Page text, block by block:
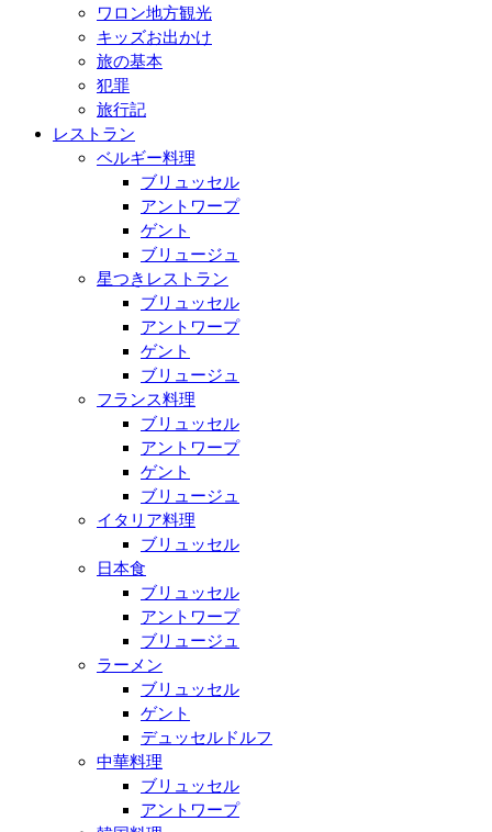
ワロン地方観光
キッズお出かけ
旅の基本
犯罪
旅行記
レストラン
ベルギー料理
ブリュッセル
アントワープ
ゲント
ブリュージュ
星つきレストラン
ブリュッセル
アントワープ
ゲント
ブリュージュ
フランス料理
ブリュッセル
アントワープ
ゲント
ブリュージュ
イタリア料理
ブリュッセル
日本食
ブリュッセル
アントワープ
ブリュージュ
ラーメン
ブリュッセル
ゲント
デュッセルドルフ
中華料理
ブリュッセル
アントワープ